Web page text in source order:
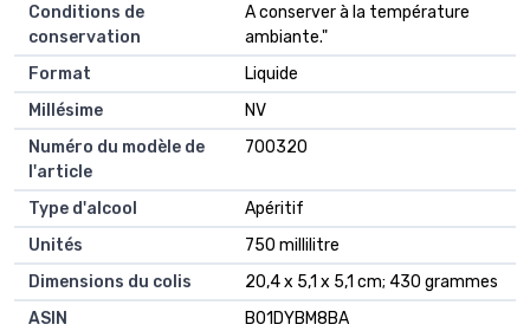
Conditions de
conservation
‎A conserver à la température
ambiante."
Format
‎Liquide
Millésime
‎NV
Numéro du modèle de
l'article
‎700320
Type d'alcool
‎Apéritif
Unités
‎750 millilitre
Dimensions du colis
‎20,4 x 5,1 x 5,1 cm; 430 grammes
ASIN
B01DYBM8BA